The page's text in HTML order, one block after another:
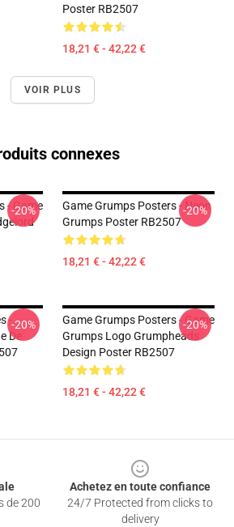
Poster RB2507
18,21 € - 42,22 €
VOIR PLUS
connexes
- Game
-20%
Game Grumps Posters - Neon
Grumps Poster RB2507
18,21 € - 42,22 €
-20%
-
De
-20%
Game Grumps Posters - Game
Grumps Logo Grumpheads
Design Poster RB2507
18,21 € - 42,22 €
-20%
de 200
Achetez en toute confiance
24/7 Protected from clicks to
delivery